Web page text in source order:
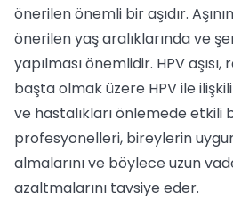
önerilen önemli bir aşıdır.
önerilen yaş aralıklarında ve
yapılması önemlidir. HPV
başta olmak üzere HPV ile
ve hastalıkları önlemede etkili
profesyonelleri, bireylerin uygun
almalarını ve böylece uzun
azaltmalarını tavsiye eder.